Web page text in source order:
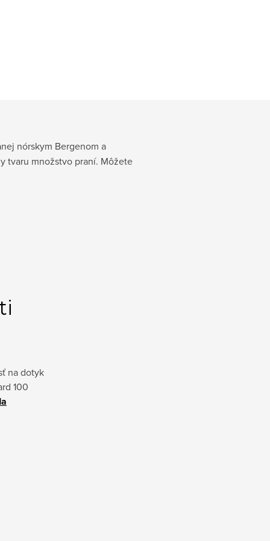
nórskym Bergenom a
tvaru množstvo praní. Môžete
na dotyk
100